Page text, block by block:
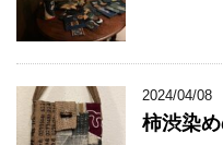
2024/04/08
柿渋染